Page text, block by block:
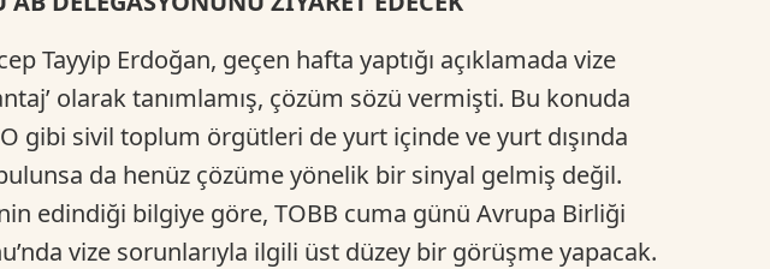
Tayyip Erdoğan, geçen hafta yaptığı açıklamada vize
olarak tanımlamış, çözüm sözü vermişti. Bu konuda
gibi sivil toplum örgütleri de yurt içinde ve yurt dışında
da henüz çözüme yönelik bir sinyal gelmiş değil.
edindiği bilgiye göre, TOBB cuma günü Avrupa Birliği
vize sorunlarıyla ilgili üst düzey bir görüşme yapacak.